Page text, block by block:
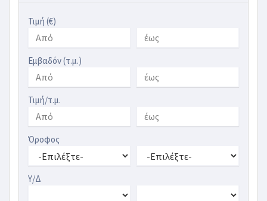
Τιμή (€)
Εμβαδόν (τ.μ.)
Τιμή/τ.μ.
Όροφος
Υ/Δ